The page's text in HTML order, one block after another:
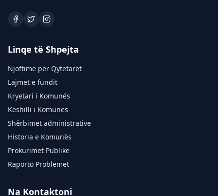
Linqe të Shpejta
Njoftime për Qytetarët
Lajmet e fundit
Kryetari i Komunës
Këshilli i Komunës
Shërbimet administrative
Historia e Komunës
Prokurimet Publike
Raporto Problemet
Na Kontaktoni